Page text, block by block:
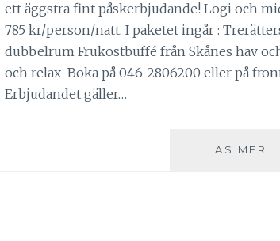
ett äggstra fint påskerbjudande! Logi och
785 kr/person/natt. I paketet ingår :
dubbelrum Frukostbuffé från Skånes hav
och relax Boka på 046-2806200 eller på
Erbjudandet gäller…
LÄS MER